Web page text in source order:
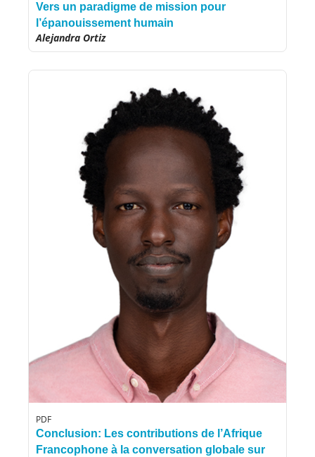
Vers un paradigme de mission pour
l’épanouissement humain
Alejandra Ortiz
PDF
Conclusion: Les contributions de l’Afrique
Francophone à la conversation globale sur